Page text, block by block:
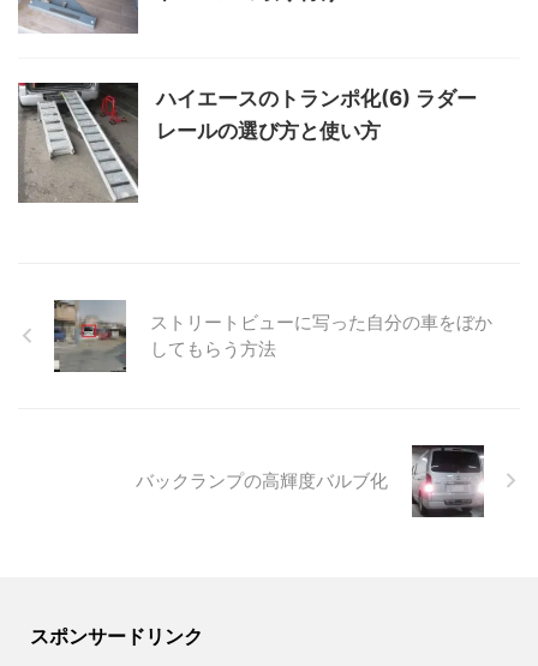
ハイエースのトランポ化(6) ラダー
レールの選び方と使い方
ストリートビューに写った自分の車をぼか
してもらう方法
バックランプの高輝度バルブ化
スポンサードリンク